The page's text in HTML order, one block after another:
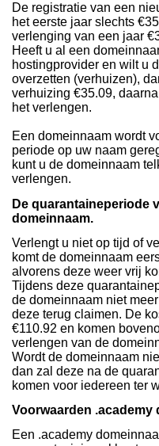
De registratie van een
het eerste jaar slechts
verlenging van een jaar
Heeft u al een
hostingprovider en wilt u
overzetten (verhuizen),
verhuizing €35.09,
het verlengen.
Een domeinnaam wordt
periode op uw naam
kunt u de domeinnaam
verlengen.
De quarantaineperiode
domeinnaam.
Verlengt u niet op tijd of
komt de domeinnaam
alvorens deze weer vrij
Tijdens deze
de domeinnaam niet
deze terug claimen. De
€110.92 en komen
verlengen van de
Wordt de domeinnaam
dan zal deze na de
komen voor iedereen ter
Voorwaarden
Een .academy